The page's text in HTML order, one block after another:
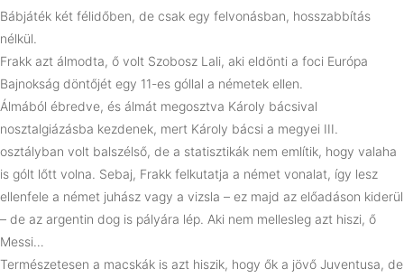
Bábjáték két félidőben, de csak egy felvonásban, hosszabbítás
nélkül.
Frakk azt álmodta, ő volt Szobosz Lali, aki eldönti a foci Európa
Bajnokság döntőjét egy 11-es góllal a németek ellen.
Álmából ébredve, és álmát megosztva Károly bácsival
nosztalgiázásba kezdenek, mert Károly bácsi a megyei III.
osztályban volt balszélső, de a statisztikák nem említik, hogy valaha
is gólt lőtt volna. Sebaj, Frakk felkutatja a német vonalat, így lesz
ellenfele a német juhász vagy a vizsla – ez majd az előadáson kiderül
– de az argentin dog is pályára lép. Aki nem mellesleg azt hiszi, ő
Messi…
Természetesen a macskák is azt hiszik, hogy ők a jövő Juventusa, de